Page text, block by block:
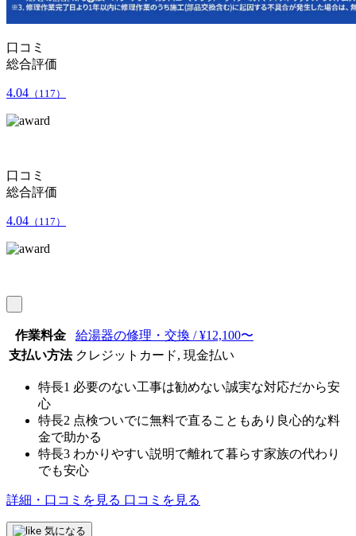
口コミ
総合評価
4.04 （117）
口コミ
総合評価
4.04 （117）
作業料金
給湯器の修理・交換 / ¥12,100〜
支払い方法 クレジットカード, 現金払い
特長1 必要のない工事は勧めない誠実な対応だから安
心
特長2 点検ついでに無料で直ることもあり良心的な料
金で助かる
特長3 わかりやすい説明で離れて暮らす家族の代わり
でも安心
詳細・口コミを見る 口コミを見る
気になる